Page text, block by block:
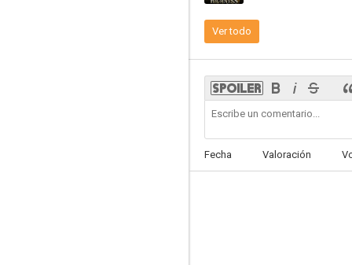
7.4
Ver todo
Fecha Valoración